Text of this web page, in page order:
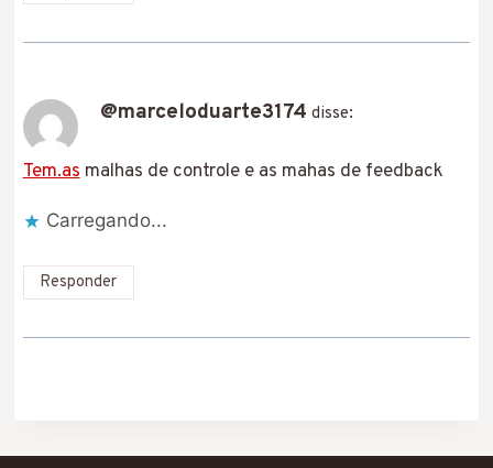
@marceloduarte3174 disse:
Tem.asmalhas de controle e as mahas de feedback
Carregando...
Responder